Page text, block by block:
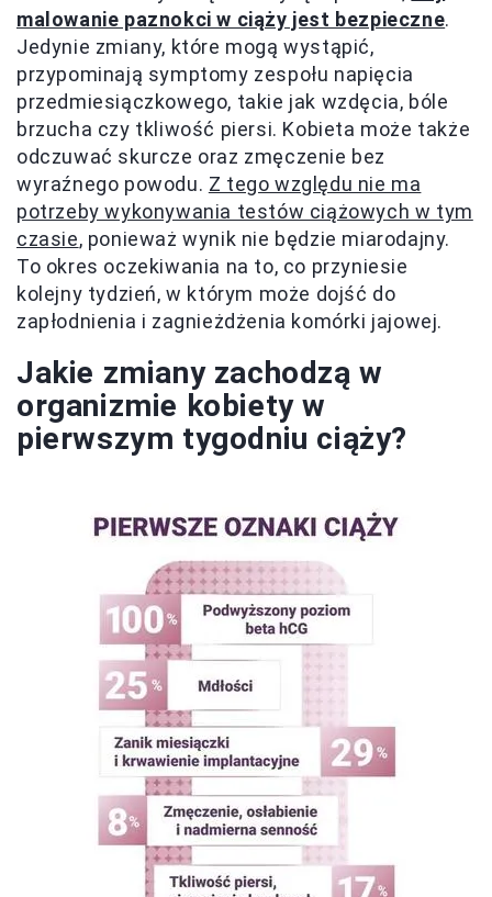
malowanie paznokci w ciąży jest bezpieczne.
Jedynie zmiany, które mogą wystąpić,
przypominają symptomy zespołu napięcia
przedmiesiączkowego, takie jak wzdęcia, bóle
brzucha czy tkliwość piersi. Kobieta może także
odczuwać skurcze oraz zmęczenie bez
wyraźnego powodu. Z tego względu nie ma
potrzeby wykonywania testów ciążowych w tym
czasie, ponieważ wynik nie będzie miarodajny.
To okres oczekiwania na to, co przyniesie
kolejny tydzień, w którym może dojść do
zapłodnienia i zagnieżdżenia komórki jajowej.
Jakie zmiany zachodzą w
organizmie kobiety w
pierwszym tygodniu ciąży?